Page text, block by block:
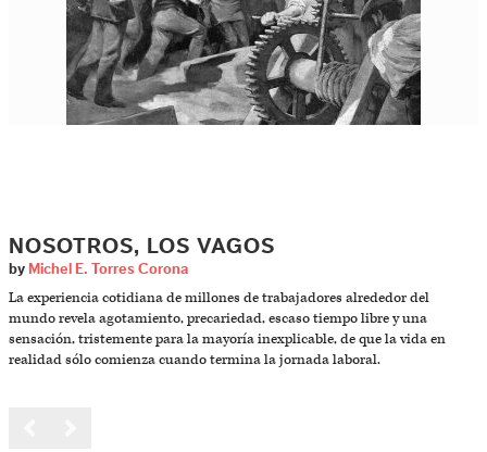
NOSOTROS, LOS VAGOS
by Michel E. Torres Corona
La experiencia cotidiana de millones de trabajadores alrededor del
mundo revela agotamiento, precariedad, escaso tiempo libre y una
sensación, tristemente para la mayoría inexplicable, de que la vida en
realidad sólo comienza cuando termina la jornada laboral.